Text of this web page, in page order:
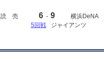
読 売 6 - 9
横浜DeNA
5回戦
ジャイアンツ